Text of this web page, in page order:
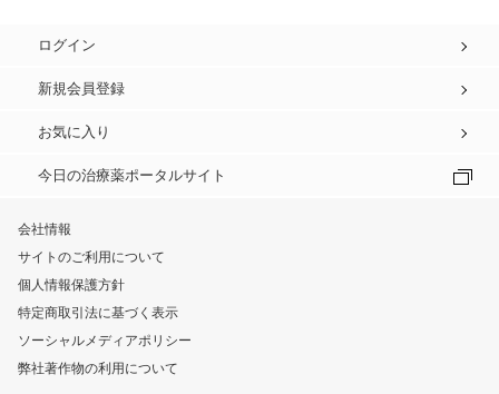
ログイン
新規会員登録
お気に入り
今日の治療薬ポータルサイト
会社情報
サイトのご利用について
個人情報保護方針
特定商取引法に基づく表示
ソーシャルメディアポリシー
弊社著作物の利用について